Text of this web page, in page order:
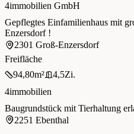
4immobilien GmbH
Gepflegtes Einfamilienhaus mit
Enzersdorf !
2301 Groß-Enzersdorf
Freifläche
94,80m² 4,5Zi.
4immobilien
Baugrundstück mit Tierhaltung
2251 Ebenthal